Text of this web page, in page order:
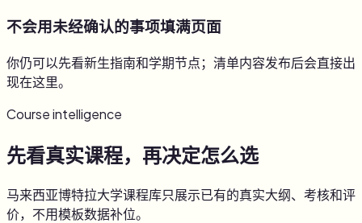
不会用未经确认的事项填满页面
你仍可以先看新生指南和学期节点；清单内容发布后会直接出
现在这里。
Course intelligence
先看真实课程，再决定怎么选
马来西亚博特拉大学课程库只展示已有的真实大纲、考核和评
价，不用模板数据补位。